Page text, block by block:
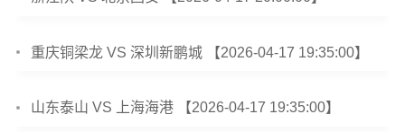
重庆铜梁龙 VS 深圳新鹏城 【2026-04-17 19:35:00】
山东泰山 VS 上海海港 【2026-04-17 19:35:00】